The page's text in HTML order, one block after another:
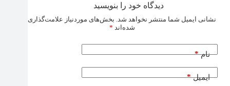
دیدگاه خود را بنویسید
نشانی ایمیل شما منتشر نخواهد شد. بخش‌های موردنیاز علامت‌گذاری
شده‌اند *
نام*
ایمیل*